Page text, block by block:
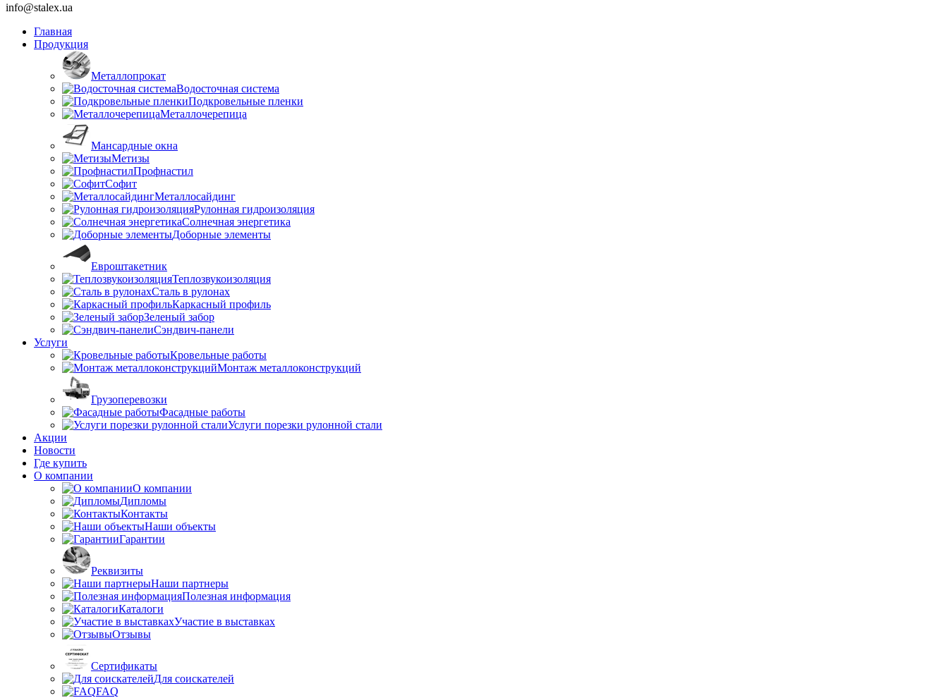
info@stalex.ua
Главная
Продукция
Металлопрокат
Водосточная система
Подкровельные пленки
Металлочерепица
Мансардные окна
Метизы
Профнастил
Софит
Металлосайдинг
Рулонная гидроизоляция
Солнечная энергетика
Доборные элементы
Евроштакетник
Теплозвукоизоляция
Сталь в рулонах
Каркасный профиль
Зеленый забор
Сэндвич-панели
Услуги
Кровельные работы
Монтаж металлоконструкций
Грузоперевозки
Фасадные работы
Услуги порезки рулонной стали
Акции
Новости
Где купить
О компании
О компании
Дипломы
Контакты
Наши объекты
Гарантии
Реквизиты
Наши партнеры
Полезная информация
Каталоги
Участие в выставках
Отзывы
Сертификаты
Для соискателей
FAQ